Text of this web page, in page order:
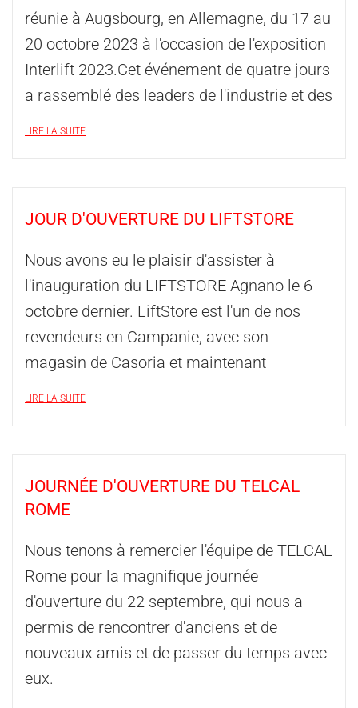
réunie à Augsbourg, en Allemagne, du 17 au
20 octobre 2023 à l'occasion de l'exposition
Interlift 2023.Cet événement de quatre jours
a rassemblé des leaders de l'industrie et des
LIRE LA SUITE
JOUR D'OUVERTURE DU LIFTSTORE
Nous avons eu le plaisir d'assister à
l'inauguration du LIFTSTORE Agnano le 6
octobre dernier. LiftStore est l'un de nos
revendeurs en Campanie, avec son
magasin de Casoria et maintenant
LIRE LA SUITE
JOURNÉE D'OUVERTURE DU TELCAL
ROME
Nous tenons à remercier l'équipe de TELCAL
Rome pour la magnifique journée
d'ouverture du 22 septembre, qui nous a
permis de rencontrer d'anciens et de
nouveaux amis et de passer du temps avec
eux.